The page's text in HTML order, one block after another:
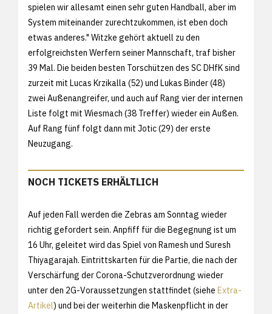
spielen wir allesamt einen sehr guten Handball, aber im
System miteinander zurechtzukommen, ist eben doch
etwas anderes." Witzke gehört aktuell zu den
erfolgreichsten Werfern seiner Mannschaft, traf bisher
39 Mal. Die beiden besten Torschützen des SC DHfK sind
zurzeit mit Lucas Krzikalla (52) und Lukas Binder (48)
zwei Außenangreifer, und auch auf Rang vier der internen
Liste folgt mit Wiesmach (38 Treffer) wieder ein Außen.
Auf Rang fünf folgt dann mit Jotic (29) der erste
Neuzugang.
NOCH TICKETS ERHÄLTLICH
Auf jeden Fall werden die Zebras am Sonntag wieder
richtig gefordert sein. Anpfiff für die Begegnung ist um
16 Uhr, geleitet wird das Spiel von Ramesh und Suresh
Thiyagarajah. Eintrittskarten für die Partie, die nach der
Verschärfung der Corona-Schutzverordnung wieder
unter den 2G-Voraussetzungen stattfindet (siehe Extra-
Artikel) und bei der weiterhin die Maskenpflicht in der